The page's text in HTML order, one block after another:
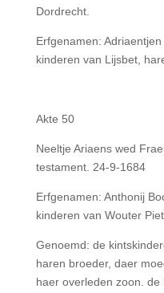
Dordrecht.
Erfgenamen:
kinderen van Lijsbet,
Akte 50
Neeltje Ariaens wed
testament. 24-9-1684
Erfgenamen: Anthonij
kinderen van Wouter
Genoemd: de
haren broeder, daer
haer overleden zoon. de